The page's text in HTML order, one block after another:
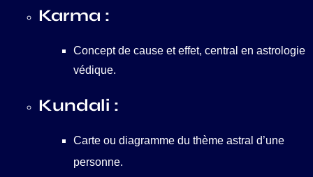
Karma :
Concept de cause et effet, central en astrologie
védique.
Kundali :
Carte ou diagramme du thème astral d’une
personne.